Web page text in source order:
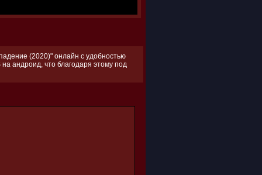
(2020)" онлайн с удобностью
андроид, что благодаря этому под